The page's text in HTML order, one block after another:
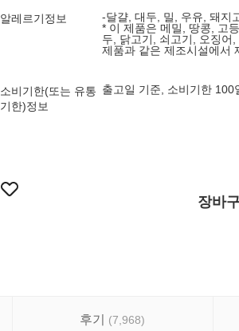
알레르기정보
-달걀, 대두, 밀, 우유, 돼지
* 이 제품은 메밀, 땅콩, 고
두, 닭고기, 쇠고기, 오징어
제품과 같은 제조시설에서
소비기한(또는 유통
기한)정보
출고일 기준, 소비기한 100
장바
후기 (7,968)